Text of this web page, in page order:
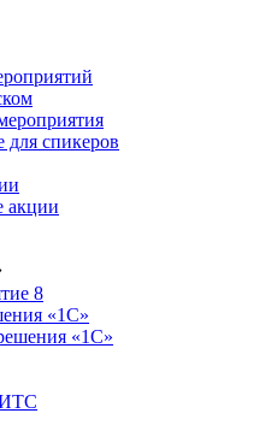
спикеров
акции
8
«1С»
«1С»